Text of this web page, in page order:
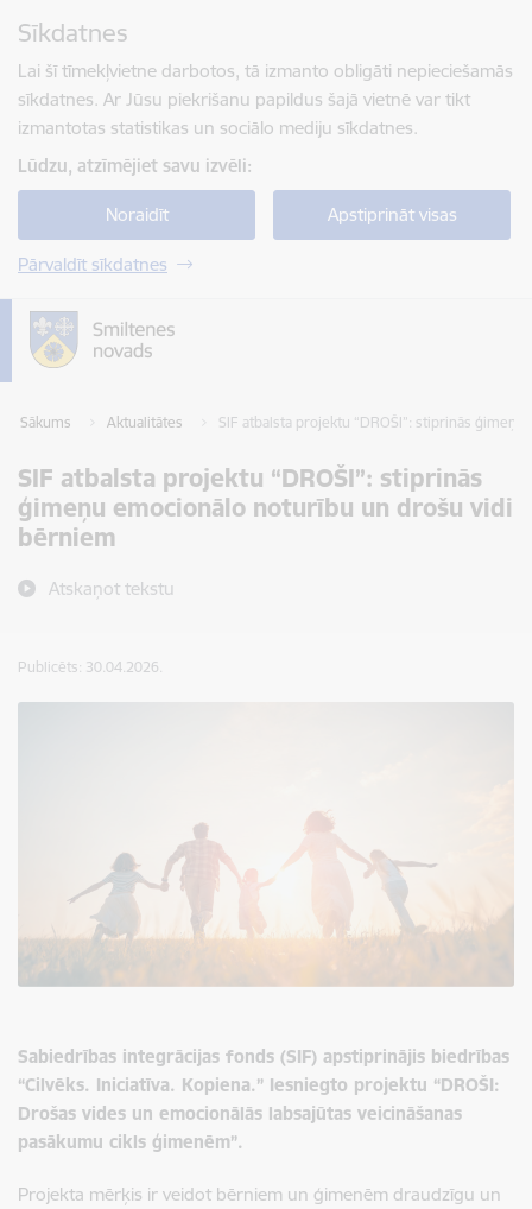
Sīkdatnes
Lai šī tīmekļvietne darbotos, tā izmanto obligāti nepieciešamās
sīkdatnes. Ar Jūsu piekrišanu papildus šajā vietnē var tikt
izmantotas statistikas un sociālo mediju sīkdatnes.
Lūdzu, atzīmējiet savu izvēli:
Noraidīt Apstiprināt visas
Pārvaldīt sīkdatnes
Sākums Aktualitātes SIF atbalsta projektu “DROŠI”: stiprinās
SIF atbalsta projektu “DROŠI”: stiprinās
ģimeņu emocionālo noturību un drošu vidi
bērniem
Atskaņot tekstu
Publicēts: 30.04.2026.
Sabiedrības integrācijas fonds (SIF) apstiprinājis biedrības
“Cilvēks. Iniciatīva. Kopiena.” Iesniegto projektu “DROŠI:
Drošas vides un emocionālās labsajūtas veicināšanas
pasākumu cikls ģimenēm”.
Projekta mērķis ir veidot bērniem un ģimenēm draudzīgu un